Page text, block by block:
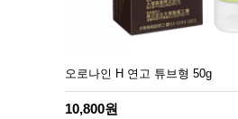
오로나인 H 연고 튜브형 50g
10,800원